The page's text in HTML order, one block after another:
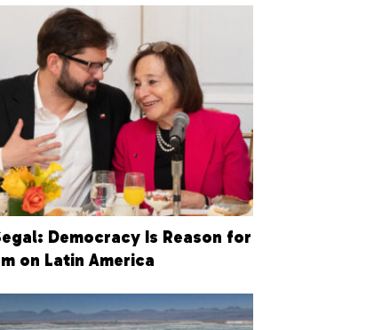
Democracy Is Reason for
on Latin America